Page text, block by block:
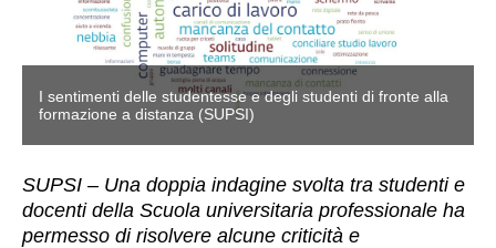
I sentimenti delle studentesse e degli studenti di fronte alla
formazione a distanza (SUPSI)
SUPSI – Una doppia indagine svolta tra studenti e
docenti della Scuola universitaria professionale ha
permesso di risolvere alcune criticità e